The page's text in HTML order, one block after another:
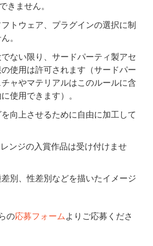
きません。
トウェア、プラグインの選択に制
。
ない限り、サードパーティ製アセ
使用は許可されます（サードパー
ャやマテリアルはこのルールに含
使用できます）。
向上させるために自由に加工して
ンジの入賞作品は受け付けませ
別、性差別などを描いたイメージ
の応募フォーム よりご応募くださ